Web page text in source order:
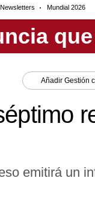
Newsletters Mundial 2026
Añadir Gestión
emitirá un